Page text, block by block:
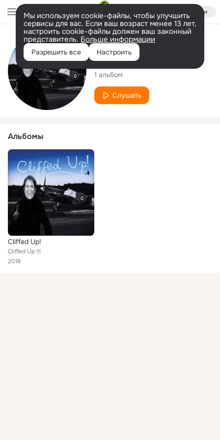
Войти
Мы используем cookie-файлы, чтобы улучшить
сервисы для вас. Если ваш возраст менее 13 лет,
настроить cookie-файлы должен ваш законный
представитель. Больше информации
Разрешить все Настроить
Исполнитель
Cliffed Up !!!
1 альбом
Слушать
Альбомы
Cliffed Up!
Cliffed Up !!!
2018